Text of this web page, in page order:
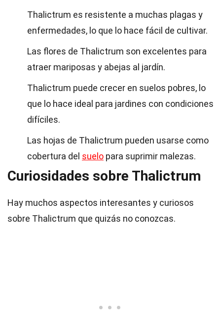
Thalictrum es resistente a muchas plagas y
enfermedades, lo que lo hace fácil de cultivar.
Las flores de Thalictrum son excelentes para
atraer mariposas y abejas al jardín.
Thalictrum puede crecer en suelos pobres, lo
que lo hace ideal para jardines con condiciones
difíciles.
Las hojas de Thalictrum pueden usarse como
cobertura del suelo para suprimir malezas.
Curiosidades sobre Thalictrum
Hay muchos aspectos interesantes y curiosos
sobre Thalictrum que quizás no conozcas.